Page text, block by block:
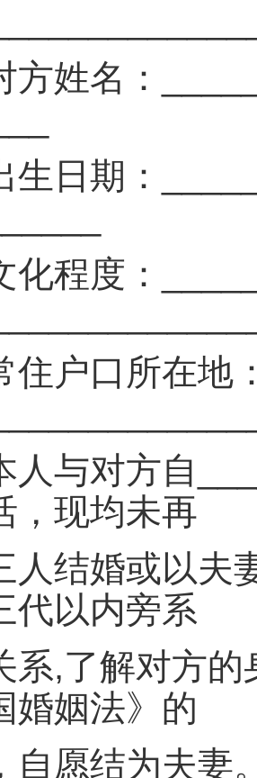
名：
期：_____
度：
户口所在地
对方自
，现均未再
人结婚或以夫
代以内旁系
系,了解对方
婚姻法》的
自愿结为夫妻